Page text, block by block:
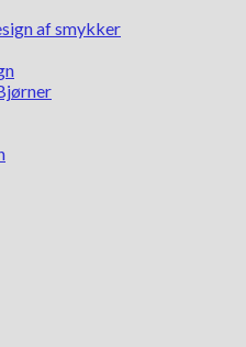
af smykker